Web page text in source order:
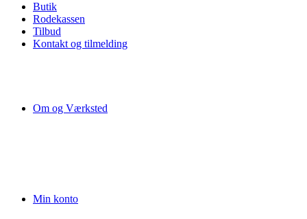
Butik
Rodekassen
Tilbud
Kontakt og tilmelding
Om og Værksted
Min konto